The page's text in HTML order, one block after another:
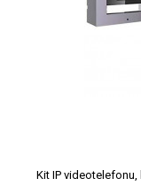
Kit IP videotelefonu,